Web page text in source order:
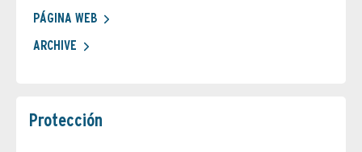
PÁGINA WEB
ARCHIVE
Protección